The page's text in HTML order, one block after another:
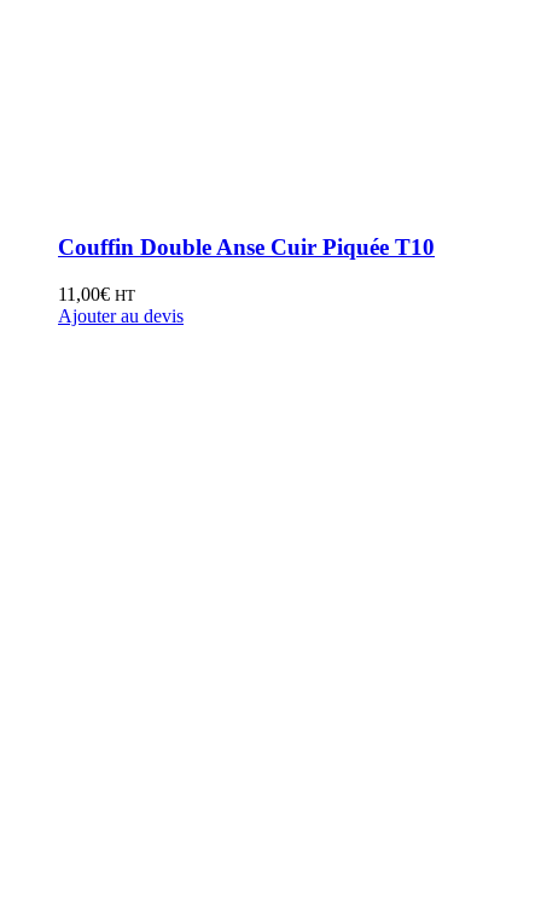
Couffin Double Anse Cuir Piquée T10
11,00€ HT
Ajouter au devis